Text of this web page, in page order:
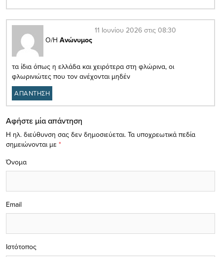
Ο/Η Ανώνυμος
11 Ιουνίου 2026 στις 08:30
τα ίδια όπως η ελλάδα και χειρότερα στη φλώρινα, οι
φλωρινιώτες που τον ανέχονται μηδέν
ΑΠΑΝΤΗΣΗ
Αφήστε μία απάντηση
Η ηλ. διεύθυνση σας δεν δημοσιεύεται. Τα υποχρεωτικά πεδία
σημειώνονται με *
Όνομα
Email
Ιστότοπος